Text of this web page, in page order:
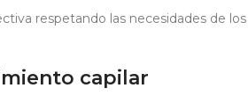
respetando las necesidades de
capilar